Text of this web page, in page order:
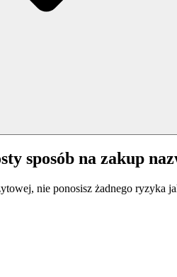
sposób na zakup
nie ponosisz żadnego ryzyka